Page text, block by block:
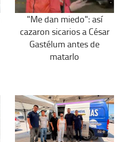
"Me dan miedo": así
cazaron sicarios a César
Gastélum antes de
matarlo